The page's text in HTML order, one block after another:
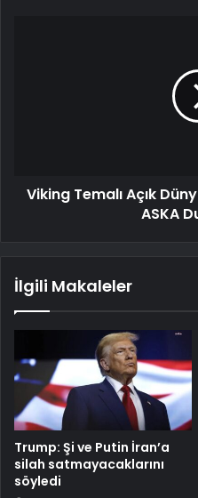
Viking Temalı Açık
ASKA
İlgili Makaleler
Trump: Şi ve Putin İran’a
silah satmayacaklarını
söyledi